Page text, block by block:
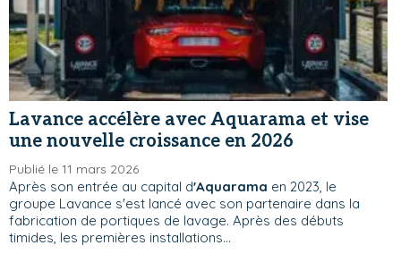
Lavance accélère avec Aquarama et vise
une nouvelle croissance en 2026
Publié le 11 mars 2026
Après son entrée au capital d'Aquarama en 2023, le
groupe Lavance s'est lancé avec son partenaire dans la
fabrication de portiques de lavage. Après des débuts
timides, les premières installations...